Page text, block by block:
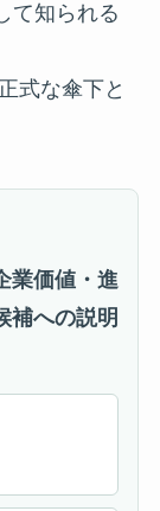
て知られる
式な傘下と
業価値・進
補への説明